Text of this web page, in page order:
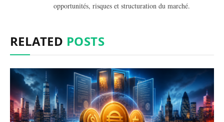
opportunités, risques et structuration du marché.
RELATED POSTS